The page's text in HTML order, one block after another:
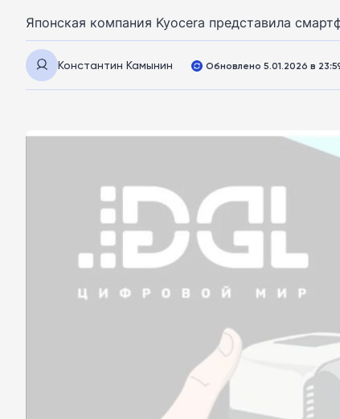
Японская компания Kyocera представила
Константин Камынин Обновлено 5.01.2026 в